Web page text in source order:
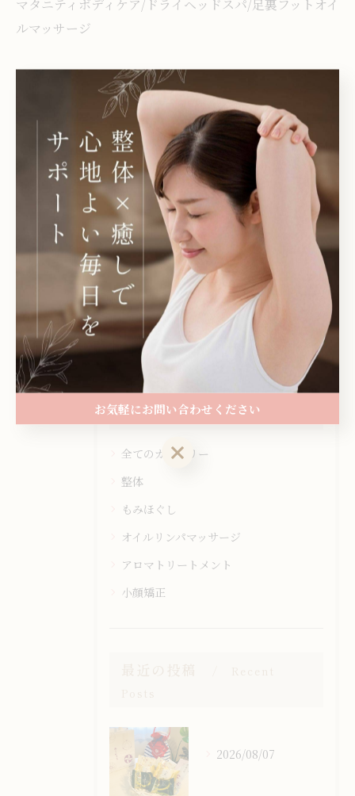
マタニティボディケア/ドライヘッドスパ/足裏フットオイ
ルマッサージ
#和歌山県岩出市整体リラクゼーションサロン
#和歌山県岩出市リラクゼーションサロン
#オイルリンパマッサージ
#整体ボディケア
#アロマオイル
岩出市でオイルリンパマッサージ
オイルリンパマッサージ
< 前のページ 一覧に戻る 次のページ >
カテゴリー Categories
全てのカテゴリー
整体
もみほぐし
オイルリンパマッサージ
アロマトリートメント
小顔矯正
2026/08/07
お気軽にお問い合わせください
お気軽にお問い合わせください